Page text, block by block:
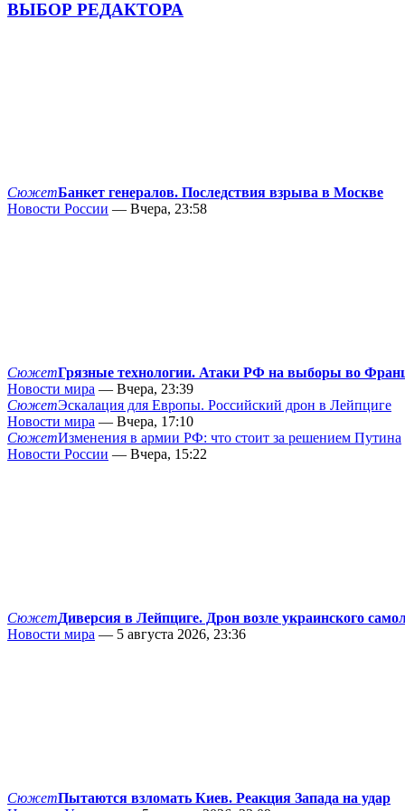
ВЫБОР РЕДАКТОРА
СюжетБанкет генералов. Последствия взрыва в Москве
Новости России — Вчера, 23:58
СюжетГрязные технологии. Атаки РФ на выборы во
Новости мира — Вчера, 23:39
СюжетЭскалация для Европы. Российский дрон в Лейпциге
Новости мира — Вчера, 17:10
СюжетИзменения в армии РФ: что стоит за решением Путина
Новости России — Вчера, 15:22
СюжетДиверсия в Лейпциге. Дрон возле украинского
Новости мира — 5 августа 2026, 23:36
СюжетПытаются взломать Киев. Реакция Запада на удар